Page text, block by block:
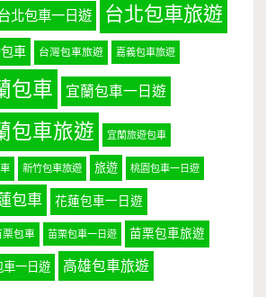
北包車一日遊 台北包車旅遊
車 台灣包車旅遊 嘉義包車旅遊
包車 宜蘭包車一日遊
包車旅遊 宜蘭旅遊包車
新竹包車旅遊 旅遊 桃園包車一日遊
包車 花蓮包車一日遊
栗包車 苗栗包車一日遊 苗栗包車旅遊
車一日遊 高雄包車旅遊